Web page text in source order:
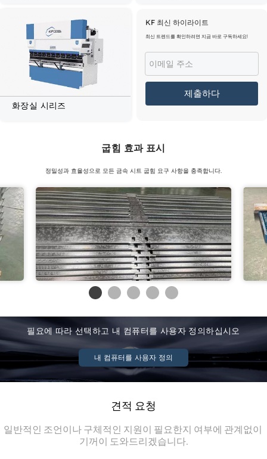
화장실 시리즈
KF 최신 하이라이트
최신 트렌드를 확인하려면 지금 바로 구독하세요!
제출하다
굽힘 효과 표시
정밀성과 효율성으로 모든 금속 시트 굽힘 요구 사항을 충족합니다.
스테인레스 스틸
필요에 따라 선택하고 내 컴퓨터를 사용자 정의하십시오
내 컴퓨터를 사용자 정의
견적 요청
일반적인 조언이나 구체적인 지원이 필요한지 여부에 관계없이
기꺼이 도와드리겠습니다.